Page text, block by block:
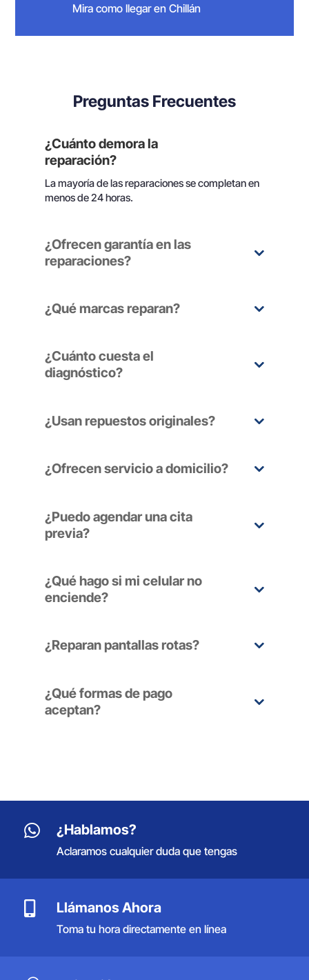
Mira como llegar en Chillán
Preguntas Frecuentes
¿Cuánto demora la
reparación?
La mayoría de las reparaciones se completan en
menos de 24 horas.
¿Ofrecen garantía en las
reparaciones?
¿Qué marcas reparan?
¿Cuánto cuesta el
diagnóstico?
¿Usan repuestos originales?
¿Ofrecen servicio a domicilio?
¿Puedo agendar una cita
previa?
¿Qué hago si mi celular no
enciende?
¿Reparan pantallas rotas?
¿Qué formas de pago
aceptan?
 ¿Hablamos?
Aclaramos cualquier duda que tengas
Llámanos Ahora
Toma tu hora directamente en línea